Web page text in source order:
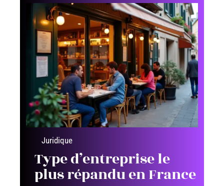
Juridique
Type d’entreprise le
plus répandu en France